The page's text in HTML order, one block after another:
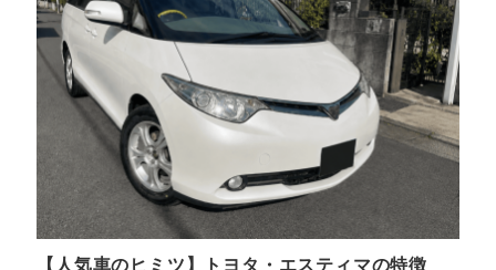
【人気車のヒミツ】トヨタ・エスティマの特徴